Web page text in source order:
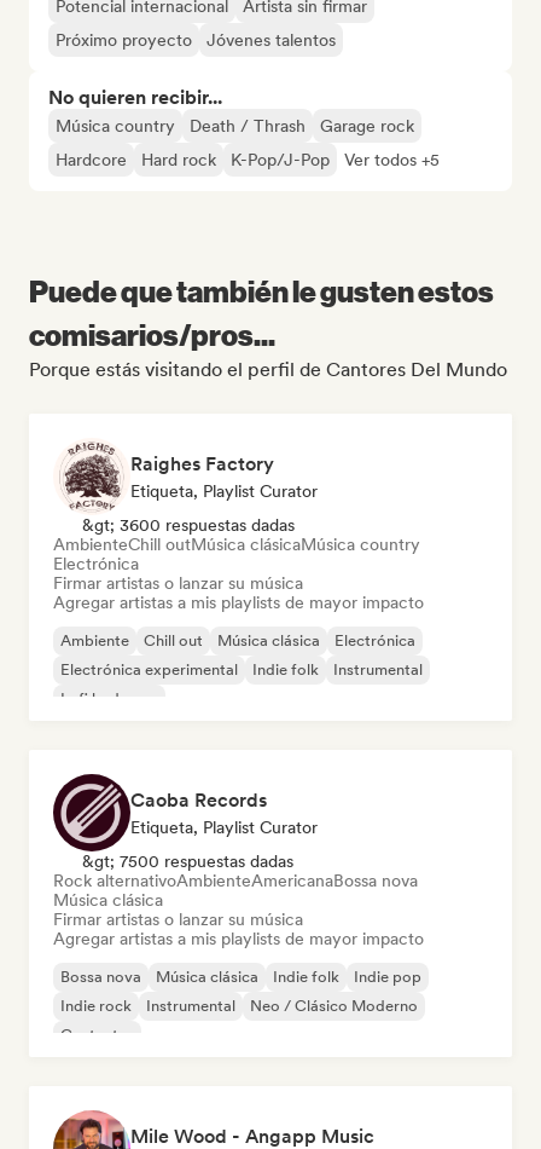
Potencial internacional
Artista sin firmar
Próximo proyecto
Jóvenes talentos
No quieren recibir...
Música country Death / Thrash
Garage rock
Hardcore
Hard rock K-Pop/J-Pop Ver todos +5
Puede que también le gusten estos
comisarios/pros...
Porque estás visitando el perfil de Cantores Del Mundo
Raighes Factory
Etiqueta, Playlist Curator
&gt; 3600 respuestas dadas
AmbienteChill outMúsica clásicaMúsica country
Electrónica
Firmar artistas o lanzar su música
Agregar artistas a mis playlists de mayor impacto
Ambiente Chill out Música clásica
Electrónica
Electrónica experimental
Indie folk
Instrumental
Lofi bedroom
Caoba Records
Etiqueta, Playlist Curator
&gt; 7500 respuestas dadas
Rock alternativoAmbienteAmericanaBossa nova
Música clásica
Firmar artistas o lanzar su música
Agregar artistas a mis playlists de mayor impacto
Bossa nova Música clásica Indie folk
Indie pop
Indie rock
Instrumental
Neo / Clásico Moderno
Cantautor
Mile Wood - Angapp Music